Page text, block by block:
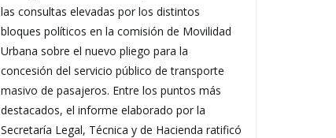
las consultas elevadas por los distintos
bloques políticos en la comisión de Movilidad
Urbana sobre el nuevo pliego para la
concesión del servicio público de transporte
masivo de pasajeros. Entre los puntos más
destacados, el informe elaborado por la
Secretaría Legal, Técnica y de Hacienda ratificó